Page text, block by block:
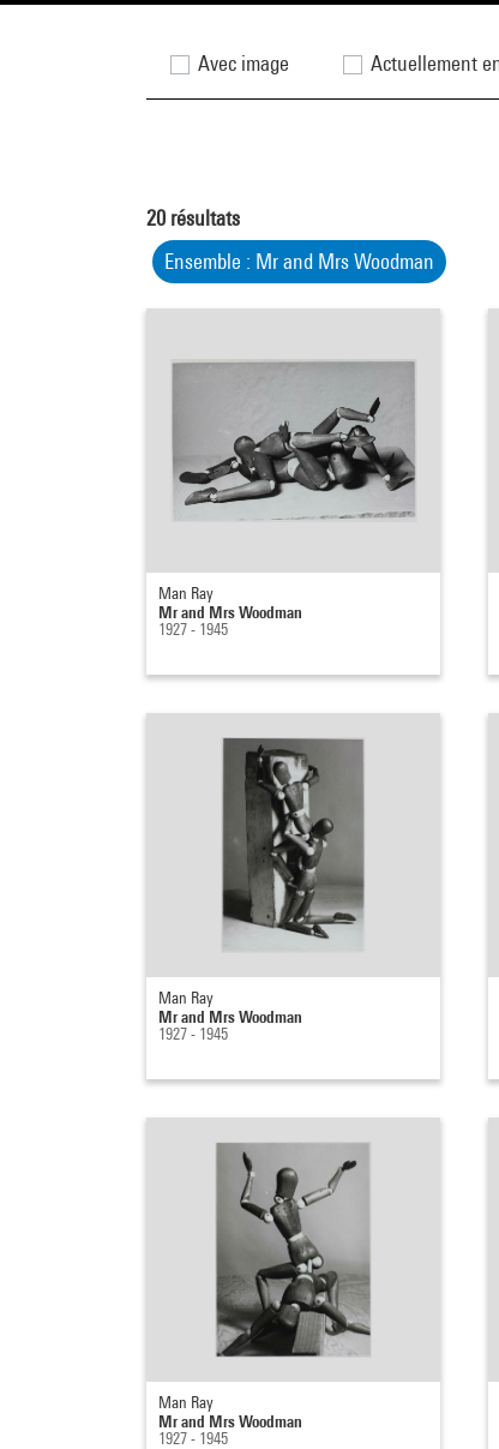
Avec image Actuellement
20 résultats
Ensemble : Mr and Mrs Woodman
Man Ray
Mr and Mrs Woodman
1927 - 1945
Man Ray
Mr and Mrs Woodman
1927 - 1945
Man Ray
Mr and Mrs Woodman
1927 - 1945